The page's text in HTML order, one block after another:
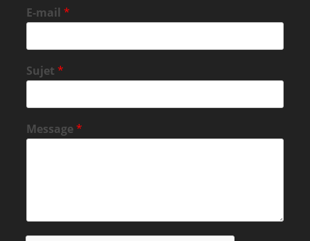
E-mail*
Sujet*
Message*